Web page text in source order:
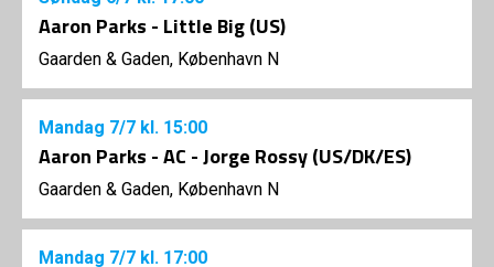
Aaron Parks - Little Big (US)
Gaarden & Gaden, København N
Mandag 7/7 kl. 15:00
Aaron Parks - AC - Jorge Rossy (US/DK/ES)
Gaarden & Gaden, København N
Mandag 7/7 kl. 17:00